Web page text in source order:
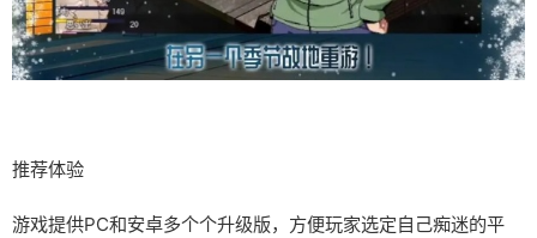
推荐体验
游戏提供PC和安卓多个个升级版，方便玩家选定自己痴迷的平